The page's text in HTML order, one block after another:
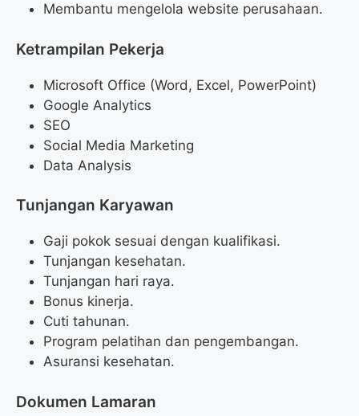
Membantu mengelola website perusahaan.
Ketrampilan Pekerja
Microsoft Office (Word, Excel, PowerPoint)
Google Analytics
SEO
Social Media Marketing
Data Analysis
Tunjangan Karyawan
Gaji pokok sesuai dengan kualifikasi.
Tunjangan kesehatan.
Tunjangan hari raya.
Bonus kinerja.
Cuti tahunan.
Program pelatihan dan pengembangan.
Asuransi kesehatan.
Dokumen Lamaran